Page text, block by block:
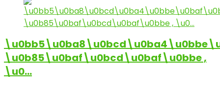
\u0b85\u0baf\u0bcd\u0baf\u0bbe ,
\u0…